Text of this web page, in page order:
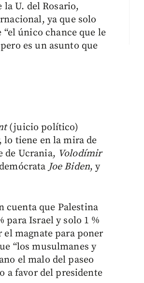
U. del Rosario,
ya que solo
único chance que le
es un asunto que
(juicio político)
lo tiene en la mira de
de Ucrania, Volodímir
Joe Biden, y
cuenta que Palestina
para Israel y solo 1 %
magnate para poner
“los musulmanes y
el malo del paseo
a favor del presidente